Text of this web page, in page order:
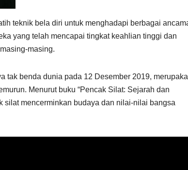
teknik bela diri untuk menghadapi berbagai
yang telah mencapai tingkat keahlian tinggi dan
masing.
tak benda dunia pada 12 Desember 2019,
Menurut buku “Pencak Silat: Sejarah dan
silat mencerminkan budaya dan nilai-nilai bangsa